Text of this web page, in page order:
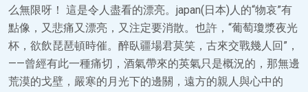
么無限呀！ 這是令人盡看的漂亮。japan(日本)人的“物哀”有
點像，又悲痛又漂亮，又注定要消散。也許，“葡萄瓊漿夜光
杯，欲飲琵琶頓時催。醉臥疆場君莫笑，古來交戰幾人回”，
——曾經有此一種痛切，酒氣帶來的英氣只是概況的，那無邊
荒漠的戈壁，嚴寒的月光下的邊關，遠方的親人與心中的